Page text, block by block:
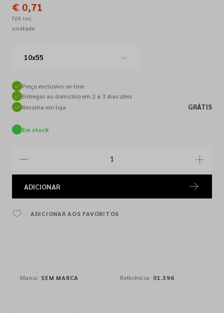
€ 0,71
IVA inc.
unidade
10x55
Preço exclusivo on-line
Entregas ao domicílio em 2 a 3 dias úteis
Recolha em loja
GRÁTIS
Em stock
ADICIONAR
ADICIONAR AOS FAVORITOS
Marca: SEM MARCA Referência: 01.396